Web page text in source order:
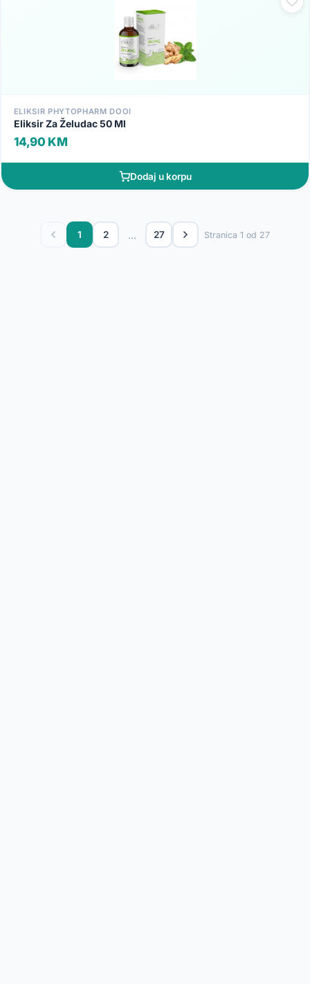
ELIKSIR PHYTOPHARM DOOI
Eliksir Za Želudac 50 Ml
14,90 KM
Dodaj u korpu
1 2 ... 27 Stranica 1 od 27